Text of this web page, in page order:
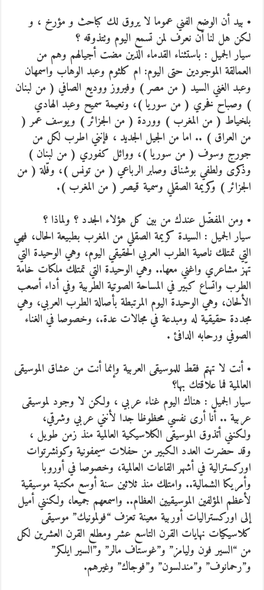
• بيد أن الوضع الفني عموما لا يروق لك كباحث و مؤرخ ، و
لكن هل لنا أن نعرف لمن تسمع اليوم وتتذوقه ؟
سيار الجميل : باستثناء القدماء الذين مضت أجيالهم وهم من
العمالقة الموجودين حتى اليوم: ام كلثوم وعبد الوهاب واسمهان
وعبد الغني السيد ( من مصر ) وفيروز ووديع الصافي ( من لبنان
) وصباح فخري ( من سوريا )، ونعيمة سميح وعبد الهادي
بلخياط ( من المغرب ) ووردة ( من الجزائر ) ويوسف عمر (
من العراق ) .. اما من الجيل الجديد ، فإنني اطرب لكل من
جورج وسوف ( من سوريا )، ووائل كفوري ( من لبنان )
وذكرى ولطفي بوشناق وصابر الرباعي ( من تونس )، وفّلة ( من
الجزائر ) وكريمة الصقلي وسمية قيصر ( من المغرب ).
• ومن المفضّل عندك من بين كل هؤلاء الجدد ؟ ولماذا ؟
سيار الجميل : السيدة كريمة الصقلي من المغرب بطبيعة الحال، فهي
التي تمتلك ناصية الطرب العربي الحقيقي اليوم، وهي الوحيدة التي
تهّز مشاعري واغني معها.. وهي الوحيدة التي تمتلك ملكات خامة
الطرب واتساع كبير في المساحة الصوتية الطربية وفي أداء أصعب
الألحان، وهي الوحيدة اليوم المرتبطة بأصالة الطرب العربي، وهي
مجددة حقيقية له ومبدعة في مجالات عدة.، وخصوصا في الغناء
الصوفي ورحابه الدافئ .
• أنت لا تهتم فقط للموسيقى العربية وإنما أنت من عشاق الموسيقى
العالمية فما علاقتك بها؟
سيار الجميل : هناك اليوم غناء عربي ، ولكن لا وجود لموسيقى
عربية .. أنا أرى نفسي محظوظا جدا لأنني عربي وشرقي،
ولكنني أتذوق الموسيقى الكلاسيكية العالمية منذ زمن طويل ،
وقد حضرت العدد الكبير من حفلات سيمفونية وكونشرتوات
اوركسترالية في أشهر القاعات العالمية، وخصوصا في أوروبا
وأمريكا الشمالية.. وامتلك منذ ثلاثين سنة أوسع مكتبة موسيقية
لأعظم المؤلفين الموسيقيين العظام.. واسمعهم جميعا، ولكنني أميل
إلى اوركستراليات أوربية معينة تعزف “فولمونيك” موسيقى
كلاسيكيات نهايات القرن التاسع عشر ومطلع القرن العشرين لكل
من “السير فون وليامز” و”غوستاف مالر” و”السير ايلكر”
و”رحمانوف” و”مندلسون” و”فوجاك” وغيرهم.